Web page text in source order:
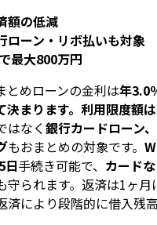
額の低減
ローン・リボ払いも対象
最大800万円
とめローンの金利は年3.0
決まります。利用限度額
はなく銀行カードローン
もおまとめの対象です。
日手続き可能で、 カード
守られます。返済は1ヶ
済により段階的に借入残